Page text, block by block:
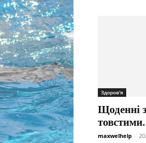
Здоров'я
Щоденні
товстими.
maxwelhelp -